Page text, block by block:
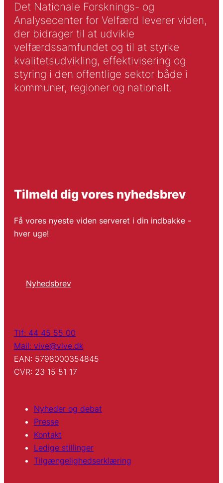
Det Nationale Forsknings- og
Analysecenter for Velfærd leverer viden,
der bidrager til at udvikle
velfærdssamfundet og til at styrke
kvalitetsudvikling, effektivisering og
styring i den offentlige sektor både i
kommuner, regioner og nationalt.
Tilmeld dig vores nyhedsbrev
Få vores nyeste viden serveret i din indbakke -
hver uge!
Nyhedsbrev
Tlf: 44 45 55 00
Mail: vive@vive.dk
EAN: 5798000354845
CVR: 23 15 51 17
Nyheder og debat
Presse
Kontakt
Ledige stillinger
Tilgængelighedserklæring